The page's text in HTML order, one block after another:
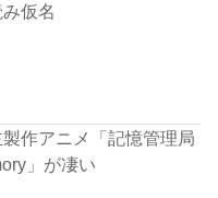
仮名
作アニメ「記憶管理局
」が凄い